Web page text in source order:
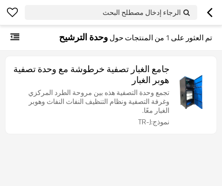
الرجاء إدخال مصطلح البحث
تم العثور على 1 من المنتجات حول وحدة الترشيح
جامع الغبار تصفية خرطوشة مع وحدة تصفية
هوبر الغبار
تجمع وحدة التصفية هذه بين مروحة الطرد المركزي
وغرفة التصفية ونظام التنظيف النفاث النفاث وهوبر
الغبار معًا.
نموذج:TR-J